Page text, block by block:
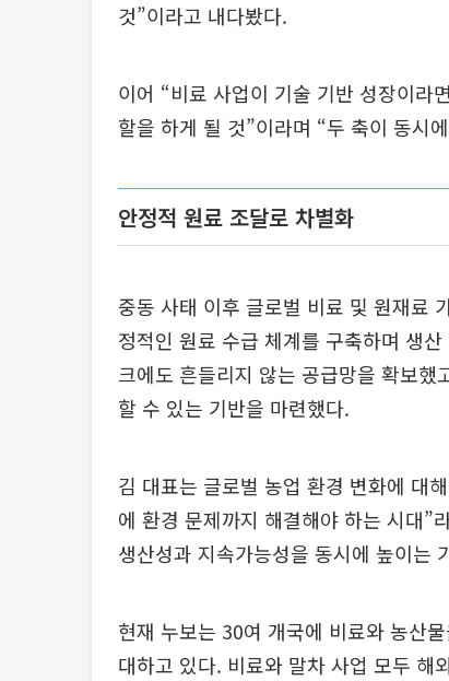
것”이라고 내다봤다.
이어 “비료 사업이 기술 기반 성장이라
할을 하게 될 것”이라며 “두 축이 동시
안정적 원료 조달로 차별화
중동 사태 이후 글로벌 비료 및 원재료
정적인 원료 수급 체계를 구축하며 생
크에도 흔들리지 않는 공급망을 확보
할 수 있는 기반을 마련했다.
김 대표는 글로벌 농업 환경 변화에 대
에 환경 문제까지 해결해야 하는 시대”
생산성과 지속가능성을 동시에 높이는
현재 누보는 30여 개국에 비료와 농산
대하고 있다. 비료와 말차 사업 모두 해